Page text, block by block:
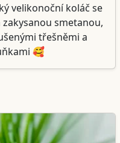
velikonoční koláč se
smetanou,
třešněmi a
🥰